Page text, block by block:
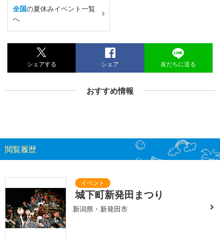
全国の夏休みイベント一覧
へ
シェアする シェア 友だちに送る
おすすめ情報
閲覧履歴
城下町新発田まつり
新潟県・新発田市